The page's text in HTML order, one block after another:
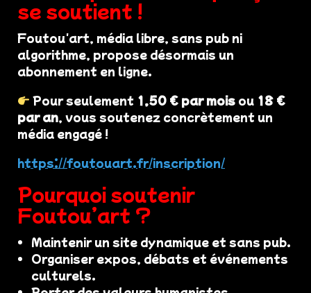
se soutient !
Foutou'art, média libre, sans pub ni
algorithme, propose désormais un
abonnement en ligne.
Pour seulement 1,50 € par mois ou 18 €
par an, vous soutenez concrètement un
média engagé !
https://foutouart.fr/inscription/
Pourquoi soutenir
Foutou’art ?
Maintenir un site dynamique et sans pub.
Organiser expos, débats et événements
culturels.